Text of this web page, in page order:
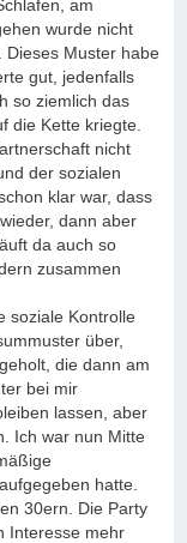
am
wurde nicht
Dieses Muster habe
gut, jedenfalls
so ziemlich das
die Kette kriegte.
nicht
der sozialen
klar war, dass
dann aber
da auch so
zusammen
soziale Kontrolle
über,
die dann am
bei mir
lassen, aber
Ich war nun Mitte
hatte.
30ern. Die Party
Interesse mehr